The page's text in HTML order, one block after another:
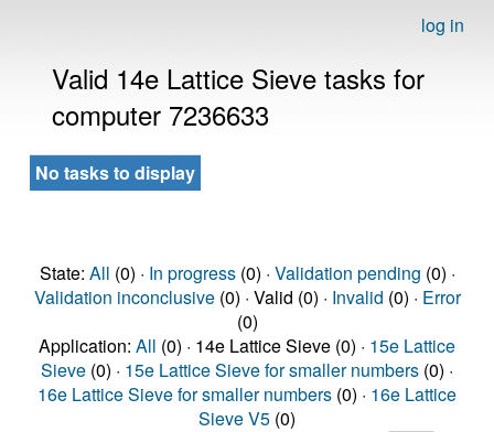
log in
Valid 14e Lattice Sieve tasks for
computer 7236633
No tasks to display
State: All (0) · In progress(0) · Validation pending (0) ·
Validation inconclusive(0) · Valid (0) · Invalid (0) · Error
(0)
Application: All (0) · 14e Lattice Sieve (0) · 15e Lattice
Sieve (0) · 15e Lattice Sieve for smaller numbers (0) ·
16e Lattice Sieve for smaller numbers (0) · 16e Lattice
Sieve V5 (0)